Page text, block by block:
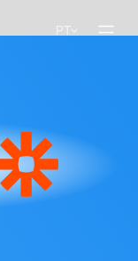
PT